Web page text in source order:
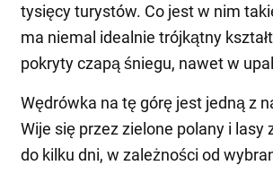
tysięcy turystów. Co jest w nim
ma niemal idealnie trójkątny
pokryty czapą śniegu, nawet w
Wędrówka na tę górę jest jedną z
Wije się przez zielone polany i
do kilku dni, w zależności od